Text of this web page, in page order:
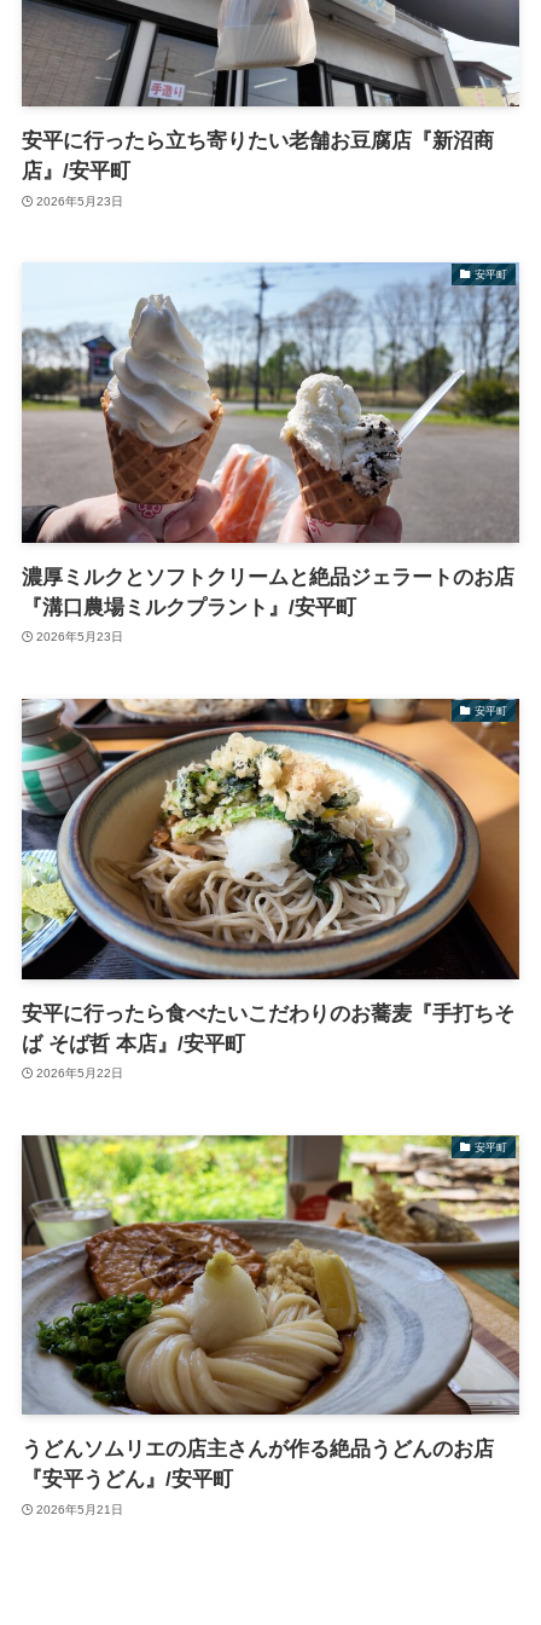
安平に行ったら立ち寄りたい老舗お豆腐店『新沼商
店』/安平町
2026年5月23日
安平町
濃厚ミルクとソフトクリームと絶品ジェラートのお店
『溝口農場ミルクプラント』/安平町
2026年5月23日
安平町
安平に行ったら食べたいこだわりのお蕎麦『手打ちそ
ば そば哲 本店』/安平町
2026年5月22日
安平町
うどんソムリエの店主さんが作る絶品うどんのお店
『安平うどん』/安平町
2026年5月21日